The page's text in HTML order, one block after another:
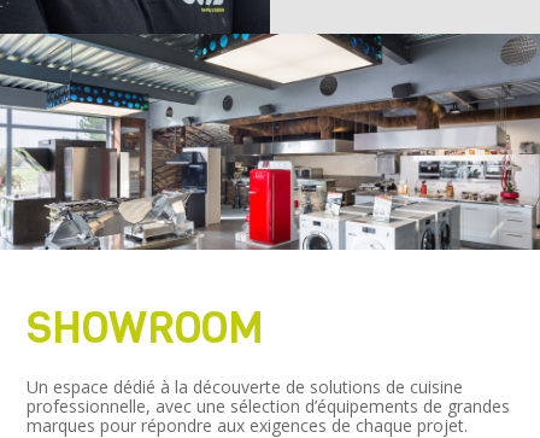
SHOWROOM
Un espace dédié à la découverte de solutions de cuisine
professionnelle, avec une sélection d’équipements de grandes
marques pour répondre aux exigences de chaque projet.